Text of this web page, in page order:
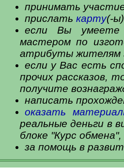
принимать
прислать карту(-
если Вы
мастером по
атрибуты жителям
если у Вас есть
прочих рассказов,
получите
написать
оказать
реальные деньги в
блоке "Курс
за помощь в